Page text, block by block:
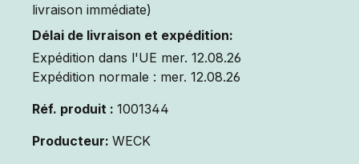
livraison immédiate)
Délai de livraison et expédition:
Expédition dans l'UE mer. 12.08.26
Expédition normale : mer. 12.08.26
Réf. produit : 1001344
Producteur: WECK